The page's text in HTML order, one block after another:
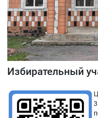
Избирательный